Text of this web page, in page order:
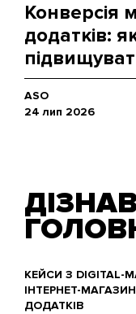
Конверсія
додатків:
ASO
24 лип 2026
КЕЙСИ З DIGITAL-
ІНТЕРНЕТ-
ДОДАТКІВ